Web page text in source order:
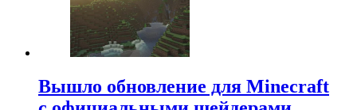
Вышло обновление для Minecraft